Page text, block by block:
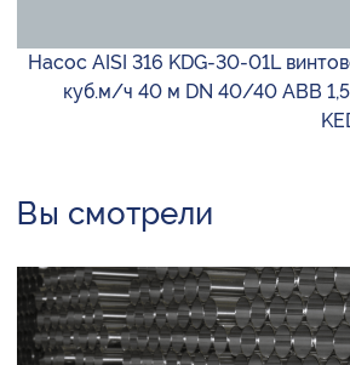
Насос AISI 316 KDG-30-01L
куб.м/ч 40 м DN 40/40 ABB
Вы смотрели